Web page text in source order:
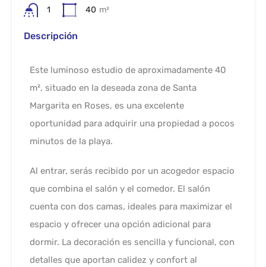
1 40 m²
Descripción
Este luminoso estudio de aproximadamente 40
m², situado en la deseada zona de Santa
Margarita en Roses, es una excelente
oportunidad para adquirir una propiedad a pocos
minutos de la playa.
Al entrar, serás recibido por un acogedor espacio
que combina el salón y el comedor. El salón
cuenta con dos camas, ideales para maximizar el
espacio y ofrecer una opción adicional para
dormir. La decoración es sencilla y funcional, con
detalles que aportan calidez y confort al